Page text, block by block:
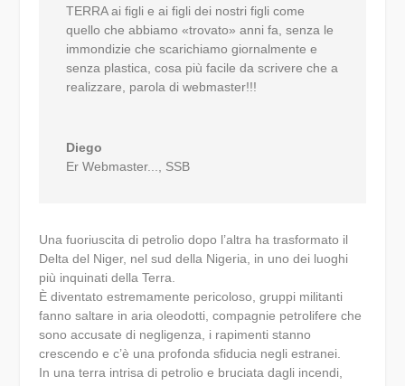
TERRA ai figli e ai figli dei nostri figli come
quello che abbiamo «trovato» anni fa, senza le
immondizie che scarichiamo giornalmente e
senza plastica, cosa più facile da scrivere che a
realizzare, parola di webmaster!!!
Diego
Er Webmaster...
SSB
Una fuoriuscita di petrolio dopo l’altra ha trasformato il
Delta del Niger, nel sud della Nigeria, in uno dei luoghi
più inquinati della Terra.
È diventato estremamente pericoloso, gruppi militanti
fanno saltare in aria oleodotti, compagnie petrolifere che
sono accusate di negligenza, i rapimenti stanno
crescendo e c’è una profonda sfiducia negli estranei.
In una terra intrisa di petrolio e bruciata dagli incendi,